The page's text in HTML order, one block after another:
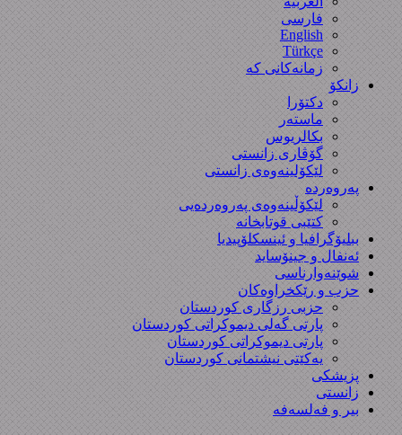
فارسی
English
Türkçe
زمانەکانی کە
زانکۆ
دکتۆرا
ماستەر
بکالریوس
گۆڤاری زانستی
لێکۆلینەوەی زانستی
پەروەردە
لێکۆڵینەوەی پەروەردەیی
کتێبی قوتابخانە
ببلیۆگرافیا و ئینسکلۆپیدیا
ئەنفال و جینۆساید
شوێنەوارناسی
حزب و رێکخراوەکان
حزبی رزگاری کوردستان
پارتی گەلی دیموکراتی کوردستان
پارتی دیموکراتی کوردستان
یەکێتی نیشتمانی کوردستان
پزیشکی
زانستی
بیر و فەلسەفە